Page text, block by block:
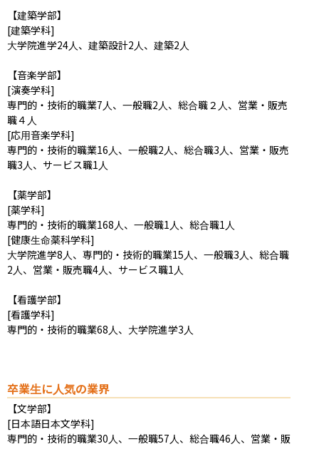
【建築学部】
[建築学科]
大学院進学24人、建築設計2人、建築2人
【音楽学部】
[演奏学科]
専門的・技術的職業7人、一般職2人、総合職２人、営業・販売
職４人
[応用音楽学科]
専門的・技術的職業16人、一般職2人、総合職3人、営業・販売
職3人、サービス職1人
【薬学部】
[薬学科]
専門的・技術的職業168人、一般職1人、総合職1人
[健康生命薬科学科]
大学院進学8人、専門的・技術的職業15人、一般職3人、総合職
2人、営業・販売職4人、サービス職1人
【看護学部】
[看護学科]
専門的・技術的職業68人、大学院進学3人
卒業生に人気の業界
【文学部】
[日本語日本文学科]
専門的・技術的職業30人、一般職57人、総合職46人、営業・販